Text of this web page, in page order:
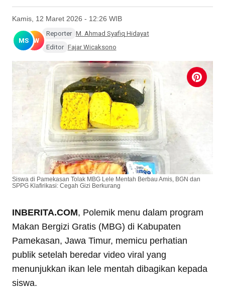
Kamis, 12 Maret 2026 - 12:26 WIB
MS FW
Reporter M. Ahmad Syafiq Hidayat
Editor Fajar Wicaksono
Siswa di Pamekasan Tolak MBG Lele Mentah Berbau Amis, BGN dan
SPPG Klafirikasi: Cegah Gizi Berkurang
INBERITA.COM, Polemik menu dalam program
Makan Bergizi Gratis (MBG) di Kabupaten
Pamekasan, Jawa Timur, memicu perhatian
publik setelah beredar video viral yang
menunjukkan ikan lele mentah dibagikan kepada
siswa.